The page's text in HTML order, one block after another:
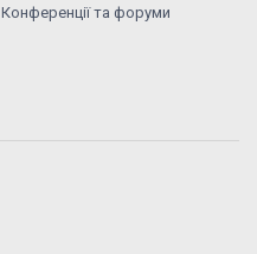
Конференції та форуми